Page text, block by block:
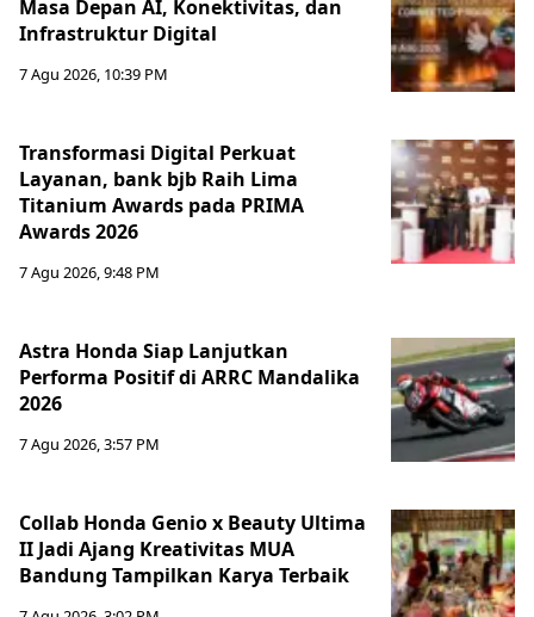
Masa Depan AI, Konektivitas, dan
Infrastruktur Digital
7 Agu 2026, 10:39 PM
Transformasi Digital Perkuat
Layanan, bank bjb Raih Lima
Titanium Awards pada PRIMA
Awards 2026
7 Agu 2026, 9:48 PM
Astra Honda Siap Lanjutkan
Performa Positif di ARRC Mandalika
2026
7 Agu 2026, 3:57 PM
Collab Honda Genio x Beauty Ultima
II Jadi Ajang Kreativitas MUA
Bandung Tampilkan Karya Terbaik